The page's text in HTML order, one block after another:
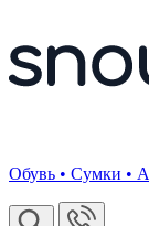
Обувь • Сумки •